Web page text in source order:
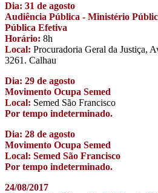
Dia: 31 de agosto
Audiência Pública - Ministério
Pública Efetiva
Horário: 8h
Local: Procuradoria Geral da Justiça,
3261. Calhau
Dia: 29 de agosto
Movimento Ocupa Semed
Local: Semed São Francisco
Por tempo indeterminado.
Dia: 28 de agosto
Movimento Ocupa Semed
Local: Semed São Francisco
Por tempo indeterminado.
24/08/2017